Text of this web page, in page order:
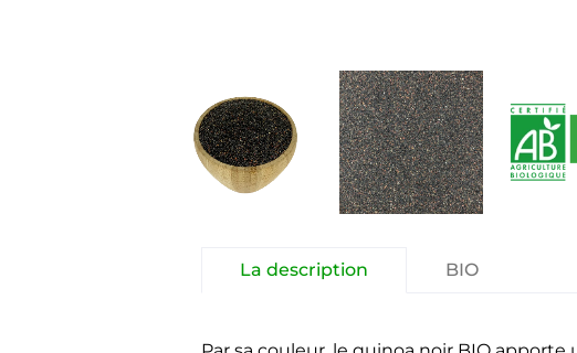
La description BIO